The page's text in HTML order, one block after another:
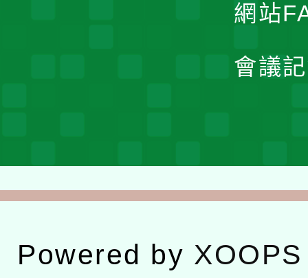
網站
會議
Powered by XOOPS